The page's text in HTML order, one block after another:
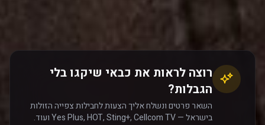
רוצה לראות את כבאי שיקגו בלי
הגבלות?
השאר פרטים ונשלח אליך הצעות לחבילות צפייה הזולות
בישראל — Yes Plus, HOT, Sting+, Cellcom TV ועוד.